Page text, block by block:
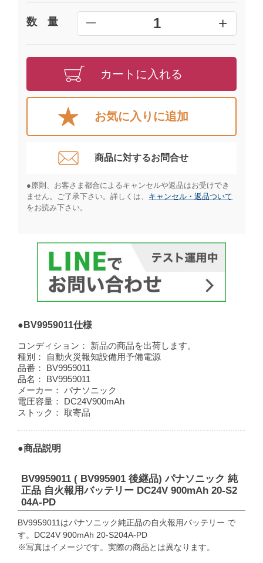
数 量 ━ 1 +
カートに入れる
お気に入りに追加
商品に対するお問合せ​
●原則、お客さま都合によるキャンセルや返品はお受けでき
ません。ご了承下さい。詳しくは、 キャンセル・返品ついて
をお読み下さい。​
●BV9959011仕様
コンディション：
新品の商品を出荷します。
種別：
自動火災報知設備用予備電源
品番：
BV9959011
品名：
BV9959011
メーカー：
パナソニック
電圧容量：
DC24V900mAh
ストック：
取寄品
●商品説明
BV9959011 ( BV995901 後継品) パナソニック 純
正品 自火報用バッテリー DC24V 900mAh 20-S2
04A-PD
BV9959011はパナソニック純正品の自火報用バッテリー で
す。DC24V 900mAh 20-S204A-PD
※写真はイメージです。実際の商品とは異なります。